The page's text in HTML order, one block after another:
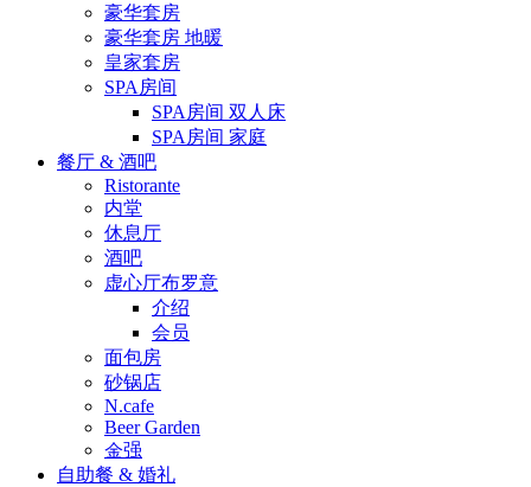
豪华套房
豪华套房 地暖
皇家套房
SPA房间
SPA房间 双人床
SPA房间 家庭
餐厅 & 酒吧
Ristorante
内堂
休息厅
酒吧
虚心厅布罗意
介绍
会员
面包房
砂锅店
N.cafe
Beer Garden
金强
自助餐 & 婚礼